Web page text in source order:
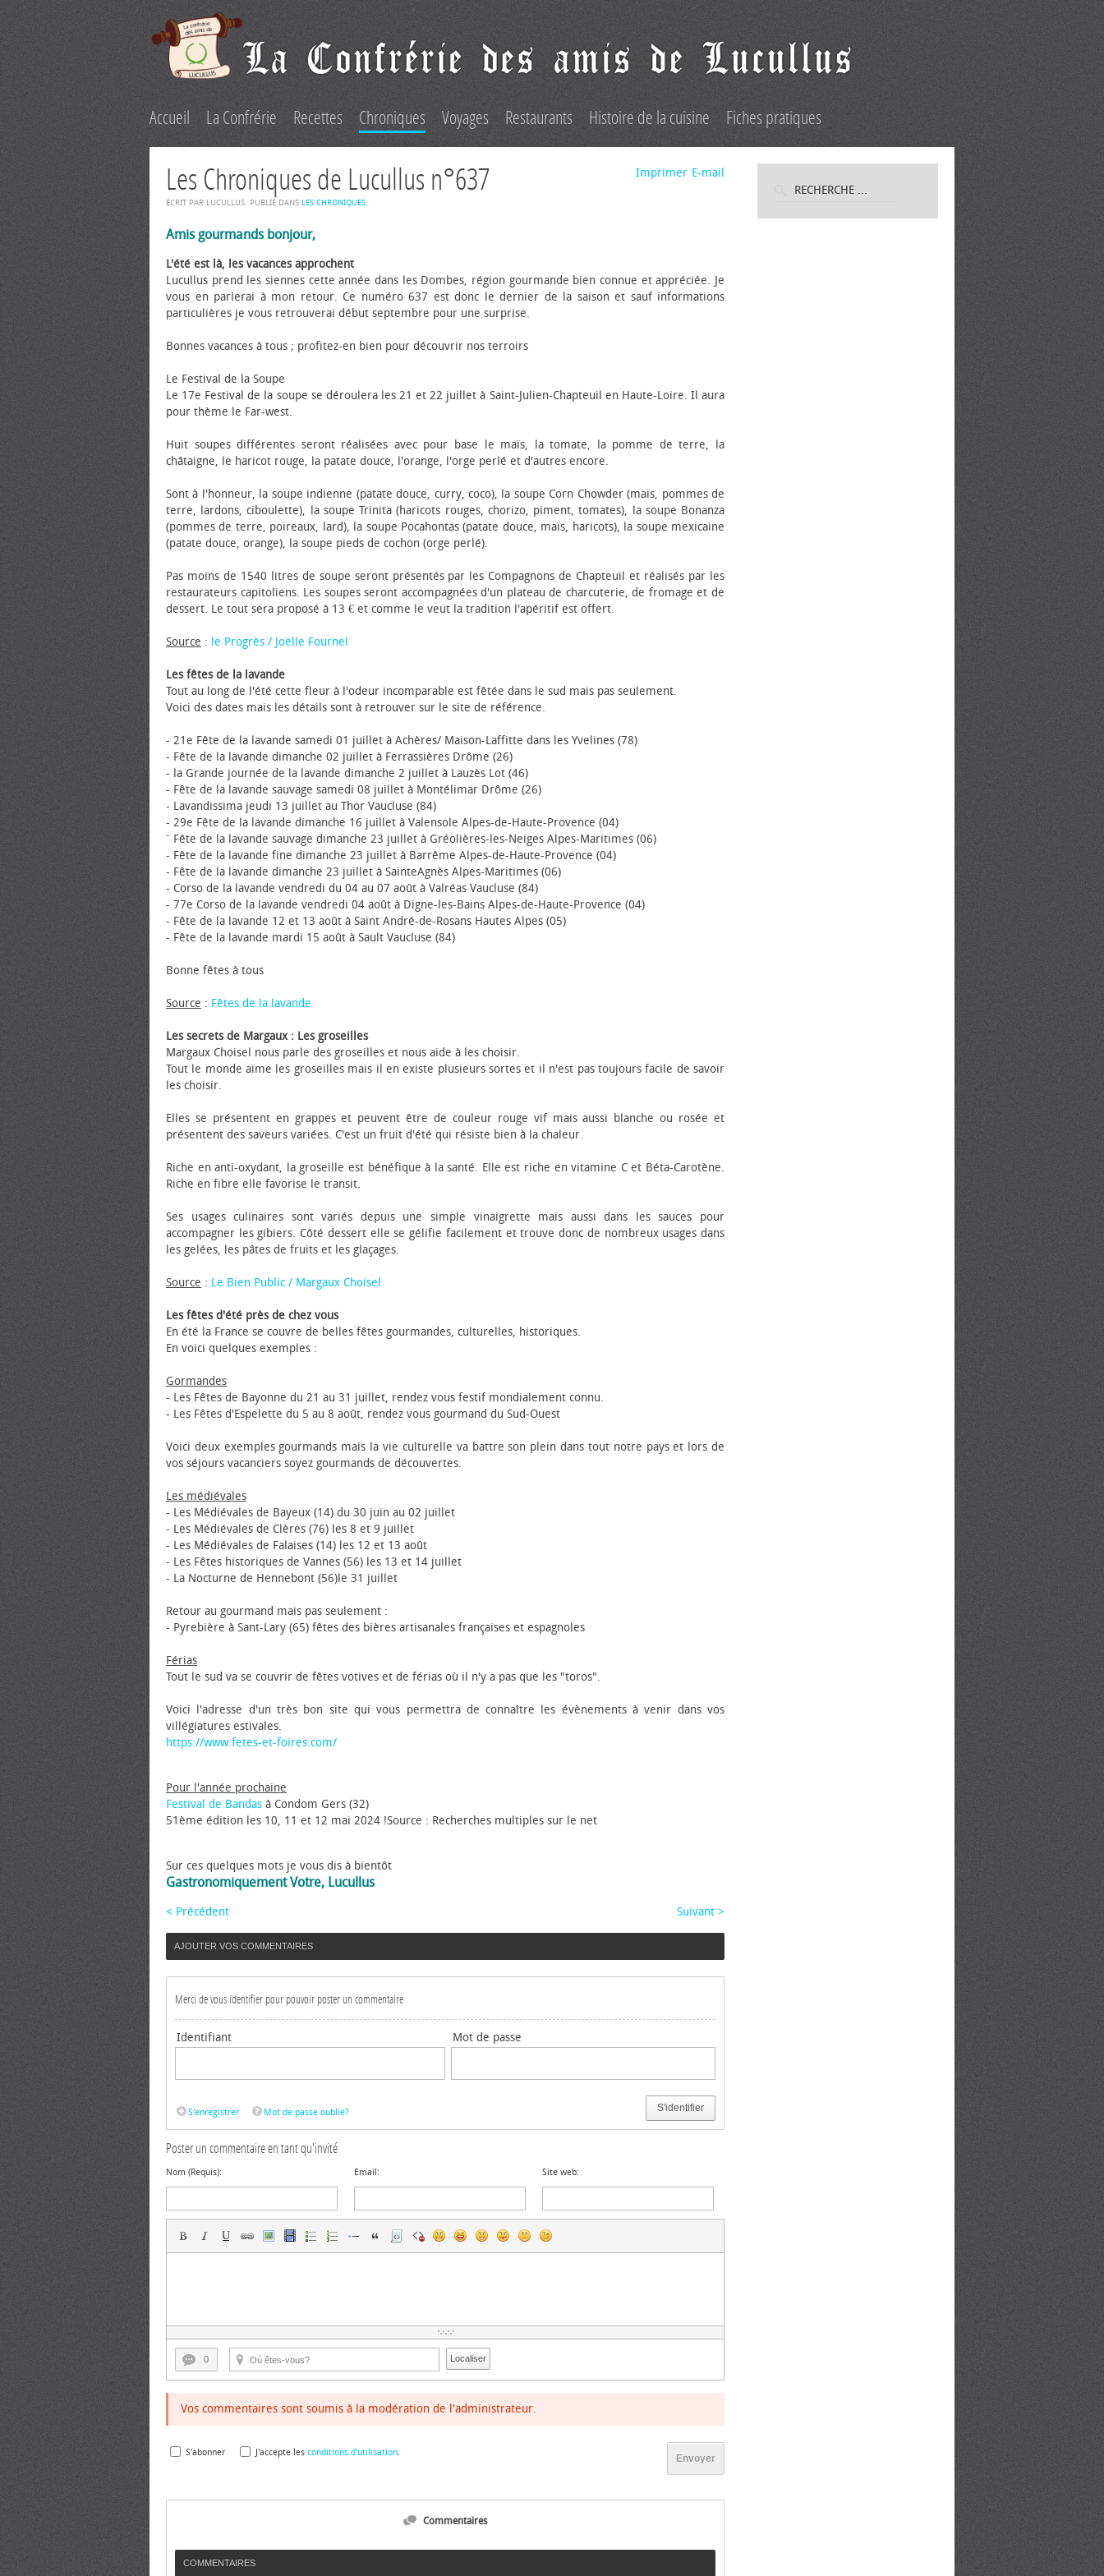
Accueil La Confrérie Recettes Chroniques Voyages Restaurants Histoire de la cuisine Fiches pratiques
E-mail
Imprimer
Les Chroniques de Lucullus n°637
ÉCRIT PAR LUCULLUS. PUBLIÉ DANS LES CHRONIQUES.
Amis gourmands bonjour,
L'été est là, les vacances approchent
Lucullus prend les siennes cette année dans les Dombes, région gourmande bien connue et appréciée. Je
vous en parlerai à mon retour. Ce numéro 637 est donc le dernier de la saison et sauf informations
particulières je vous retrouverai début septembre pour une surprise.
Bonnes vacances à tous ; profitez-en bien pour découvrir nos terroirs
Le Festival de la Soupe
Le 17e Festival de la soupe se déroulera les 21 et 22 juillet à Saint-Julien-Chapteuil en Haute-Loire. Il aura
pour thème le Far-west.
Huit soupes différentes seront réalisées avec pour base le maïs, la tomate, la pomme de terre, la
châtaigne, le haricot rouge, la patate douce, l'orange, l'orge perlé et d'autres encore.
Sont à l'honneur, la soupe indienne (patate douce, curry, coco), la soupe Corn Chowder (maïs, pommes de
terre, lardons, ciboulette), la soupe Trinita (haricots rouges, chorizo, piment, tomates), la soupe Bonanza
(pommes de terre, poireaux, lard), la soupe Pocahontas (patate douce, maïs, haricots), la soupe mexicaine
(patate douce, orange), la soupe pieds de cochon (orge perlé).
Pas moins de 1540 litres de soupe seront présentés par les Compagnons de Chapteuil et réalisés par les
restaurateurs capitoliens. Les soupes seront accompagnées d'un plateau de charcuterie, de fromage et de
dessert. Le tout sera proposé à 13 € et comme le veut la tradition l'apéritif est offert.
Source : le Progrès / Joëlle Fournel
Les fêtes de la lavande
Tout au long de l'été cette fleur à l'odeur incomparable est fêtée dans le sud mais pas seulement.
Voici des dates mais les détails sont à retrouver sur le site de référence.
- 21e Fête de la lavande samedi 01 juillet à Achères/ Maison-Laffitte dans les Yvelines (78)
- Fête de la lavande dimanche 02 juillet à Ferrassières Drôme (26)
- la Grande journée de la lavande dimanche 2 juillet à Lauzès Lot (46)
- Fête de la lavande sauvage samedi 08 juillet à Montélimar Drôme (26)
- Lavandissima jeudi 13 juillet au Thor Vaucluse (84)
- 29e Fête de la lavande dimanche 16 juillet à Valensole Alpes-de-Haute-Provence (04)
⁻ Fête de la lavande sauvage dimanche 23 juillet à Gréolières-les-Neiges Alpes-Maritimes (06)
- Fête de la lavande fine dimanche 23 juillet à Barrême Alpes-de-Haute-Provence (04)
- Fête de la lavande dimanche 23 juillet à SainteAgnès Alpes-Maritimes (06)
- Corso de la lavande vendredi du 04 au 07 août à Valréas Vaucluse (84)
- 77e Corso de la lavande vendredi 04 août à Digne-les-Bains Alpes-de-Haute-Provence (04)
- Fête de la lavande 12 et 13 août à Saint André-de-Rosans Hautes Alpes (05)
- Fête de la lavande mardi 15 août à Sault Vaucluse (84)
Bonne fêtes à tous
Source : Fêtes de la lavande
Les secrets de Margaux : Les groseilles
Margaux Choisel nous parle des groseilles et nous aide à les choisir.
Tout le monde aime les groseilles mais il en existe plusieurs sortes et il n'est pas toujours facile de savoir
les choisir.
Elles se présentent en grappes et peuvent être de couleur rouge vif mais aussi blanche ou rosée et
présentent des saveurs variées. C'est un fruit d'été qui résiste bien à la chaleur.
Riche en anti-oxydant, la groseille est bénéfique à la santé. Elle est riche en vitamine C et Béta-Carotène.
Riche en fibre elle favorise le transit.
Ses usages culinaires sont variés depuis une simple vinaigrette mais aussi dans les sauces pour
accompagner les gibiers. Côté dessert elle se gélifie facilement et trouve donc de nombreux usages dans
les gelées, les pâtes de fruits et les glaçages.
Source : Le Bien Public / Margaux Choisel
Les fêtes d'été près de chez vous
En été la France se couvre de belles fêtes gourmandes, culturelles, historiques.
En voici quelques exemples :
Gormandes
- Les Fêtes de Bayonne du 21 au 31 juillet, rendez vous festif mondialement connu.
- Les Fêtes d'Espelette du 5 au 8 août, rendez vous gourmand du Sud-Ouest
Voici deux exemples gourmands mais la vie culturelle va battre son plein dans tout notre pays et lors de
vos séjours vacanciers soyez gourmands de découvertes.
Les médiévales
- Les Médiévales de Bayeux (14) du 30 juin au 02 juillet
- Les Médiévales de Clères (76) les 8 et 9 juillet
- Les Médiévales de Falaises (14) les 12 et 13 août
- Les Fêtes historiques de Vannes (56) les 13 et 14 juillet
- La Nocturne de Hennebont (56)le 31 juillet
Retour au gourmand mais pas seulement :
- Pyrebière à Sant-Lary (65) fêtes des bières artisanales françaises et espagnoles
Férias
Tout le sud va se couvrir de fêtes votives et de férias où il n'y a pas que les "toros".
Voici l'adresse d'un très bon site qui vous permettra de connaître les évènements à venir dans vos
villégiatures estivales.
https://www.fetes-et-foires.com/
Pour l'année prochaine
Festival de Bandas à Condom Gers (32)
51ème édition les 10, 11 et 12 mai 2024 !Source : Recherches multiples sur le net
Sur ces quelques mots je vous dis à bientôt
Gastronomiquement Votre, Lucullus
< Précédent Suivant >
AJOUTER VOS COMMENTAIRES
Merci de vous identifier pour pouvoir poster un commentaire
Identifiant Mot de passe
S'identifier
S'enregistrer Mot de passe oublié?
Poster un commentaire en tant qu'invité
Nom (Requis): Email: Site web:
0 Localiser
Vos commentaires sont soumis à la modération de l'administrateur.
Envoyer
S'abonner J'accepte les conditions d'utilisation.
Commentaires
COMMENTAIRES